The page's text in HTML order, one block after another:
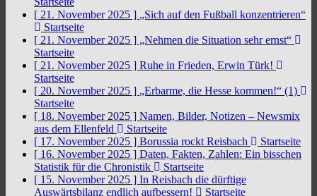
[ 21. November 2025 ] „Sich auf den Fußball konzentrieren“
Startseite
[ 21. November 2025 ] „Nehmen die Situation sehr ernst“
Startseite
[ 21. November 2025 ] Ruhe in Frieden, Erwin Türk!
Startseite
[ 20. November 2025 ] „Erbarme, die Hesse kommen!“ (1)
Startseite
[ 18. November 2025 ] Namen, Bilder, Notizen – Newsmix
aus dem Ellenfeld
Startseite
[ 17. November 2025 ] Borussia rockt Reisbach
Startseite
[ 16. November 2025 ] Daten, Fakten, Zahlen: Ein bisschen
Statistik für die Chronistik
Startseite
[ 15. November 2025 ] In Reisbach die dürftige
Auswärtsbilanz endlich aufbessern!
Startseite